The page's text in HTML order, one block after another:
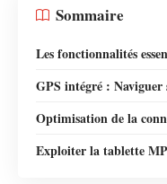
Sommaire
Les fonctionnalités
GPS intégré : Naviguer
Optimisation de la
Exploiter la tablette